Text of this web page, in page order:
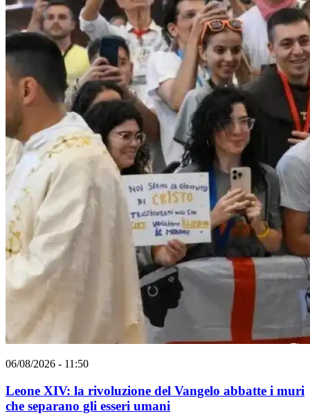
06/08/2026 - 11:50
Leone XIV: la rivoluzione del Vangelo abbatte i muri
che separano gli esseri umani